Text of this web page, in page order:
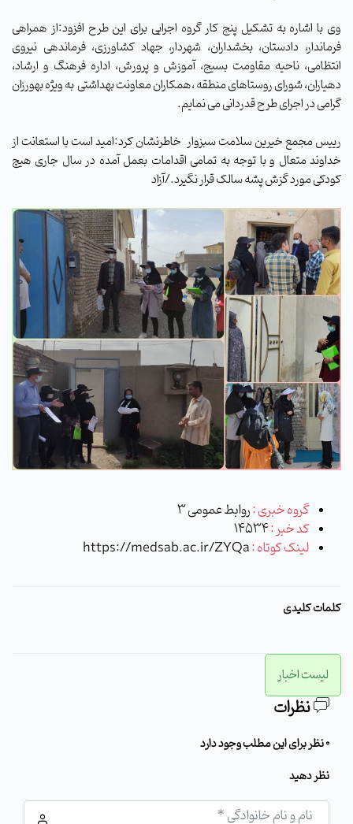
وی با اشاره به تشکیل پنج کار گروه اجرایی برای این طرح افزود:از همراهی
فرماندار، دادستان، بخشداران، شهردار، جهاد کشاورزی، فرماندهی نیروی
انتظامی، ناحیه مقاومت بسیج، آموزش و پرورش، اداره فرهنگ و ارشاد،
دهیاران، شورای روستاهای منطقه ،همکاران معاونت بهداشتی به ویژه بهورزان
گرامی در اجرای طرح قدردانی می نمایم.
رییس مجمع خیرین سلامت سبزوار خاطرنشان کرد:امید است با استعانت از
خداوند متعال و با توجه به تمامی اقدامات بعمل آمده در سال جاری هیچ
کودکی مورد گزش پشه سالک قرار نگیرد./آزاد
گروه خبری :روابط عمومی 3
کد خبر :14534
لینک کوتاه :https://medsab.ac.ir/ZYQa
کلمات کلیدی
لیست اخبار
نظرات
0 نظر برای این مطلب وجود دارد
نظر دهید